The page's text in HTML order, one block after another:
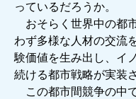
っているだろうか。
おそらく世界中の都
わず多様な人材の交流
験価値を生み出し、イ
続ける都市戦略が実装
この都市間競争の中